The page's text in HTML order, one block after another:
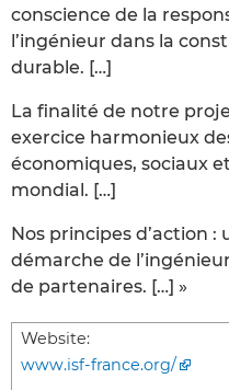
conscience de la
l’ingénieur dans la
durable. […]
La finalité de notre
exercice harmonieux
économiques, sociaux
mondial. […]
Nos principes d’action
démarche de
de partenaires. […] »
Website:
www.isf-france.org/